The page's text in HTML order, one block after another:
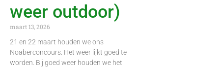
weer outdoor)
maart 13, 2026
21 en 22 maart houden we ons
Noaberconcours. Het weer lijkt goed te
worden. Bij goed weer houden we het